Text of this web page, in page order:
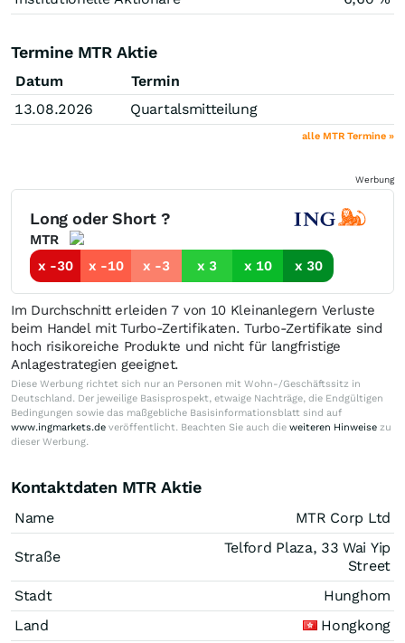
Termine MTR Aktie
Datum
Termin
13.08.2026
Quartalsmitteilung
alle MTR Termine »
Werbung
Long oder Short ?
MTR
x -30
x -10 x -3 x 3 x 10 x 30
Im Durchschnitt erleiden 7 von 10 Kleinanlegern Verluste
beim Handel mit Turbo-Zertifikaten. Turbo-Zertifikate sind
hoch risikoreiche Produkte und nicht für langfristige
Anlagestrategien geeignet.
Diese Werbung richtet sich nur an Personen mit Wohn-/Geschäftssitz in
Deutschland. Der jeweilige Basisprospekt, etwaige Nachträge, die Endgültigen
Bedingungen sowie das maßgebliche Basisinformationsblatt sind auf
www.ingmarkets.de veröffentlicht. Beachten Sie auch die weiteren Hinweise zu
dieser Werbung.
Kontaktdaten MTR Aktie
Name MTR Corp Ltd
Straße
Telford Plaza, 33 Wai Yip
Street
Stadt
Hunghom
Land
Hongkong